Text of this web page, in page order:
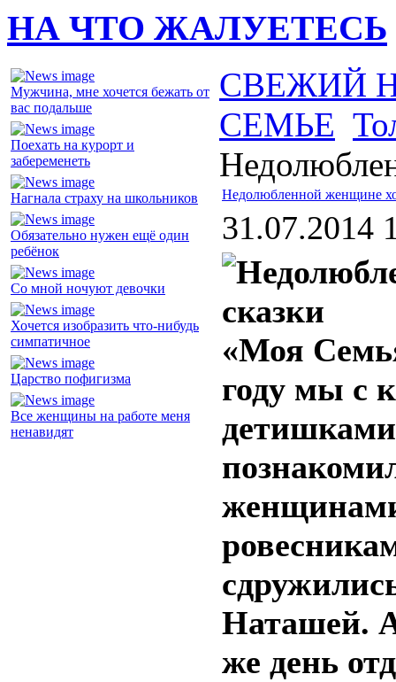
НА ЧТО ЖАЛУЕТЕСЬ
Мужчина, мне хочется бежать от
вас подальше
Поехать на курорт и
забеременеть
Нагнала страху на школьников
Обязательно нужен ещё один
ребёнок
Со мной ночуют девочки
Хочется изобразить что-нибудь
симпатичное
Царство пофигизма
Все женщины на работе меня
ненавидят
СВЕЖИЙ
СЕМЬЕ
Недолюбленной женщине
31.07.2014
«Моя
году мы с
Наташей.
же день